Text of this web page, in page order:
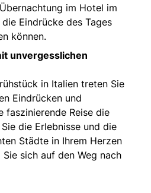
im Hotel im
Eindrücke des Tages
können.
unvergesslichen
in Italien treten Sie
Eindrücken und
faszinierende Reise die
die Erlebnisse und die
Städte in Ihrem Herzen
sich auf den Weg nach